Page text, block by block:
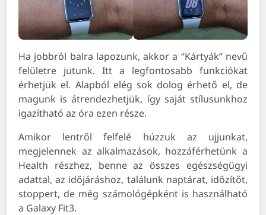
Ha jobbról balra lapozunk, akkor a “Kártyák” nevű
felületre jutunk. Itt a legfontosabb funkciókat
érhetjük el. Alapból elég sok dolog érhető el, de
magunk is átrendezhetjük, így saját stílusunkhoz
igazítható az óra ezen része.
Amikor lentről felfelé húzzuk az ujjunkat,
megjelennek az alkalmazások, hozzáférhetünk a
Health részhez, benne az összes egészségügyi
adattal, az időjáráshoz, találunk naptárat, időzítőt,
stoppert, de még számológépként is használható
a Galaxy Fit3.